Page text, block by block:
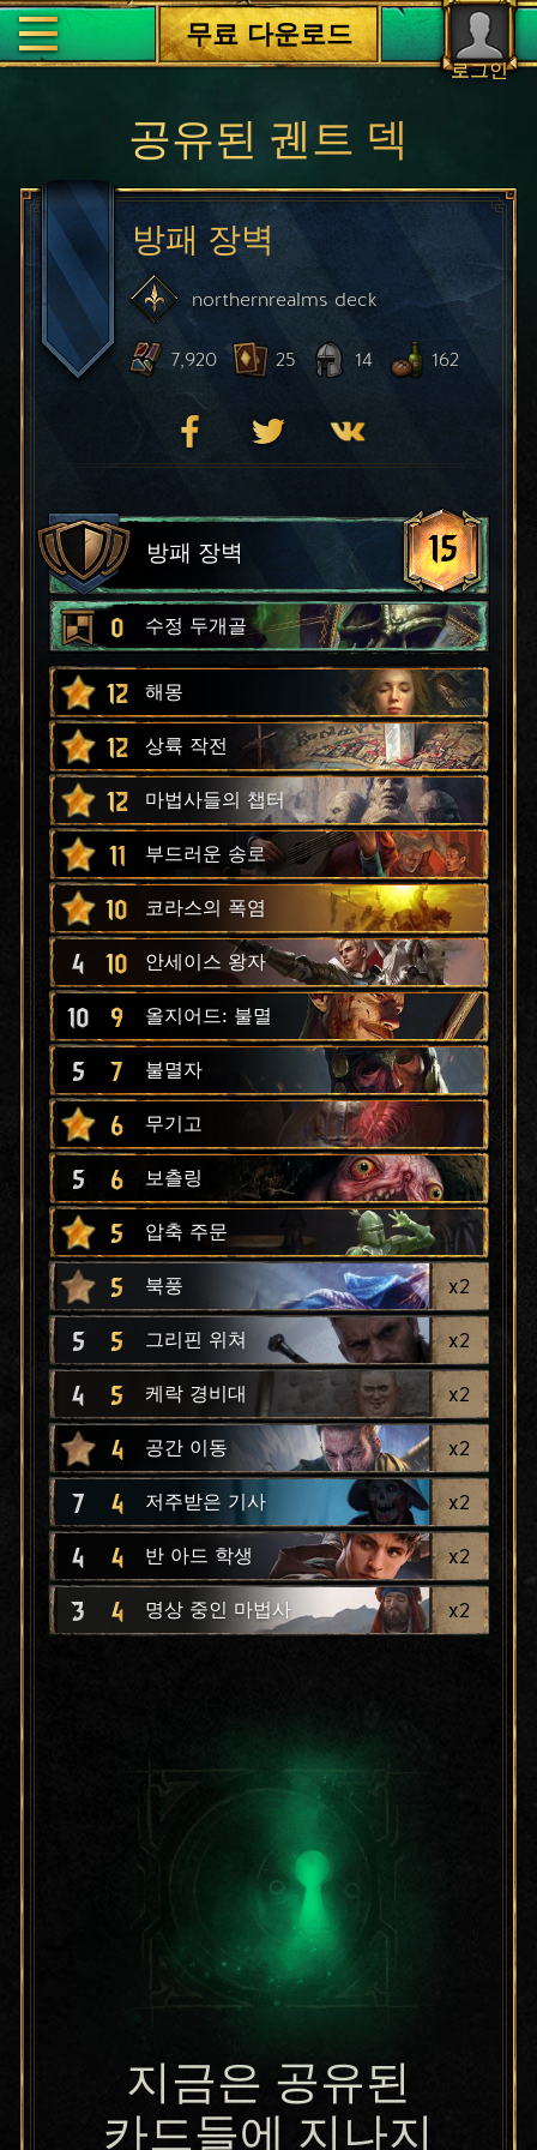
로그인
무료 다운로드
공유된 궨트 덱
방패 장벽
northernrealmsdeck
7,920 25 14 162
방패 장벽 15
0 수정 두개골
12 해몽
12 상륙 작전
12 마법사들의 챕터
11 부드러운 송로
10 코라스의 폭염
4 10 안세이스 왕자
10 9 올지어드: 불멸
5 7 불멸자
6 무기고
5 6 보츨링
5 압축 주문
5 북풍 x2
5 5 그리핀 위쳐 x2
4 5 케락 경비대 x2
4 공간 이동 x2
7 4 저주받은 기사 x2
4 4 반 아드 학생 x2
3 4 명상 중인 마법사 x2
지금은 공유된
카드들에 지나지